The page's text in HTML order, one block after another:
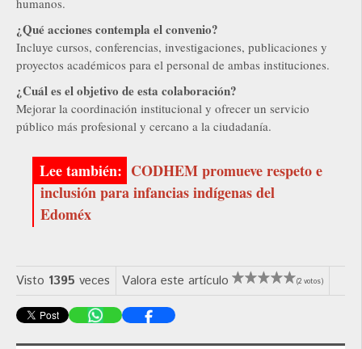
humanos.
¿Qué acciones contempla el convenio?
Incluye cursos, conferencias, investigaciones, publicaciones y
proyectos académicos para el personal de ambas instituciones.
¿Cuál es el objetivo de esta colaboración?
Mejorar la coordinación institucional y ofrecer un servicio
público más profesional y cercano a la ciudadanía.
CODHEM promueve respeto e
inclusión para infancias indígenas del
Edoméx
Visto 1395 veces Valora este artículo (2 votos)